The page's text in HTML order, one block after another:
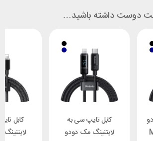
دوست داشته باشید…
کابل تایپ سی به
لایتنینگ مک دودو
کابل